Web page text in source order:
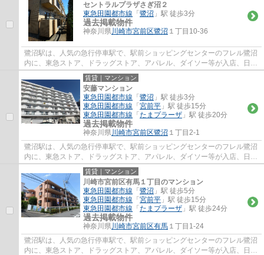
セントラルプラザさぎ沼２
東急田園都市線 「 鷺沼 」駅 徒歩3分
過去掲載物件
神奈川県川崎市宮前区鷺沼 １丁目10-36
鷺沼駅は、人気の急行停車駅で、駅前ショッピングセンターのフレル鷺沼
内に、東急ストア、ドラッグストア、アパレル、ダイソー等が入店、日常
のお買い物に便利で、周辺には、飲食店街...
賃貸｜マンション
安藤マンション
東急田園都市線 「 鷺沼 」駅 徒歩3分
東急田園都市線 「 宮前平 」駅 徒歩15分
東急田園都市線 「 たまプラーザ 」駅 徒歩20分
過去掲載物件
神奈川県川崎市宮前区鷺沼 １丁目2-1
鷺沼駅は、人気の急行停車駅で、駅前ショッピングセンターのフレル鷺沼
内に、東急ストア、ドラッグストア、アパレル、ダイソー等が入店、日常
のお買い物に便利で、周辺には、飲食店街...
賃貸｜マンション
川崎市宮前区有馬１丁目のマンション
東急田園都市線 「 鷺沼 」駅 徒歩5分
東急田園都市線 「 宮前平 」駅 徒歩15分
東急田園都市線 「 たまプラーザ 」駅 徒歩24分
過去掲載物件
神奈川県川崎市宮前区有馬 １丁目1-24
鷺沼駅は、人気の急行停車駅で、駅前ショッピングセンターのフレル鷺沼
内に、東急ストア、ドラッグストア、アパレル、ダイソー等が入店、日常